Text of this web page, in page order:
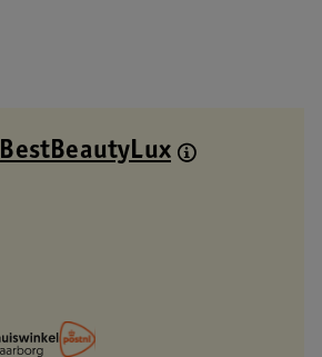
BestBeautyLux